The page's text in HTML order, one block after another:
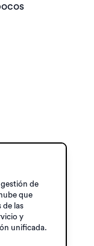
de
que
de las
y
unificada.